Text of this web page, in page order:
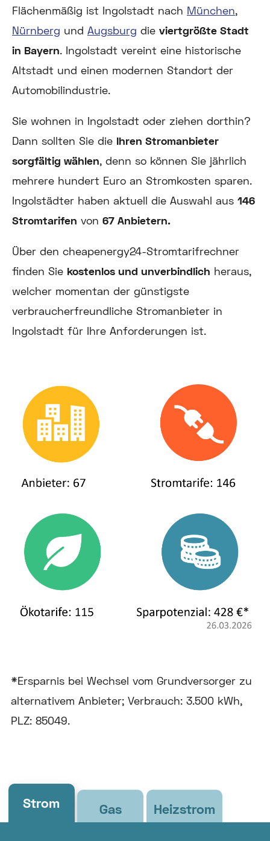
Flächenmäßig ist Ingolstadt nach München,
Nürnberg und Augsburg die viertgrößte Stadt
in Bayern. Ingolstadt vereint eine historische
Altstadt und einen modernen Standort der
Automobilindustrie.
Sie wohnen in Ingolstadt oder ziehen dorthin?
Dann sollten Sie die Ihren Stromanbieter
sorgfältig wählen, denn so können Sie jährlich
mehrere hundert Euro an Stromkosten sparen.
Ingolstädter haben aktuell die Auswahl aus 146
Stromtarifen von 67 Anbietern.
Über den cheapenergy24-Stromtarifrechner
finden Sie kostenlos und unverbindlich heraus,
welcher momentan der günstigste
verbraucherfreundliche Stromanbieter in
Ingolstadt für Ihre Anforderungen ist.
*Ersparnis bei Wechsel vom Grundversorger zu
alternativem Anbieter; Verbrauch: 3.500 kWh,
PLZ: 85049.
Strom Gas Heizstrom